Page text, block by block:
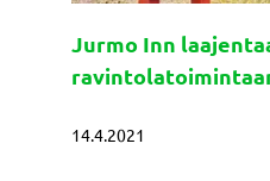
Jurmo Inn
14.4.2021